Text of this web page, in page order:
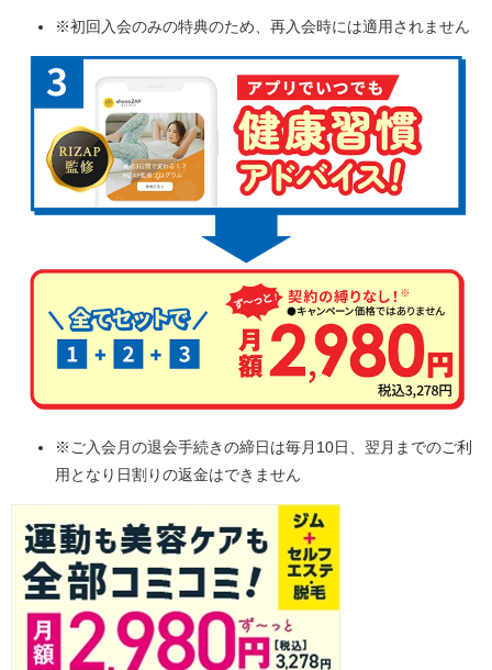
※初回入会のみの特典のため、再入会時には適用されません
※ご入会月の退会手続きの締日は毎月10日、翌月までのご利
用となり日割りの返金はできません